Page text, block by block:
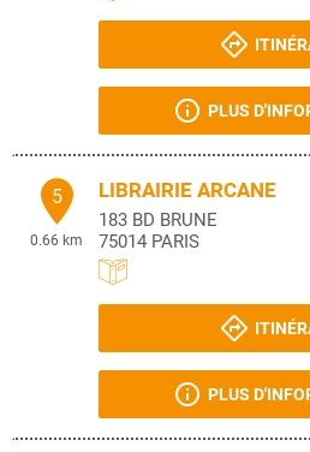
PLUS
5
0.66 km
LIBRAIRIE ARCANE
183 BD BRUNE
75014 PARIS
PLUS